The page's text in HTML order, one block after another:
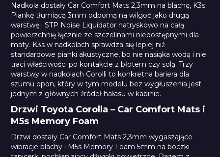
Nadkola dostały Car Comfort Mats 2,3mm na blachę, K3s
Piankę tłumiącą 3mm odporną na wilgoć jako drugą
warstwę i STP Noise Liquidator natryskowo na całą
powierzchnię łącznie ze szczelinami niedostępnymi dla
maty. K3s w nadkolach sprawdza się lepiej niż
standardowe pianki akustyczne, bo nie nasiąka wodą i nie
traci właściwości po kontakcie z błotem czy solą. Trzy
warstwy w nadkolach Corolli to konkretna bariera dla
szumu opon, który w tym modelu bez wygłuszenia jest
jednym z głównych źródeł hałasu w kabinie.
Drzwi Toyota Corolla – Car Comfort Mats i
M5s Memory Foam
Drzwi dostały Car Comfort Mats 2,3mm wygaszające
wibracje blachy i M5s Memory Foam 5mm na boczki